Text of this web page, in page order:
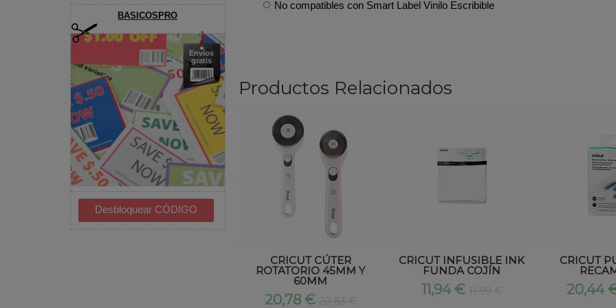
BASICOSPRO
Envíos
gratis
No compatibles con Smart Label Vinilo Escribible
Productos Relacionados
CRICUT CÚTER
ROTATORIO 45MM Y
60MM
20,78 €20,83 €
CRICUT INFUSIBLE INK
FUNDA COJÍN
11,94 €11,99 €
CRICUT
20,44